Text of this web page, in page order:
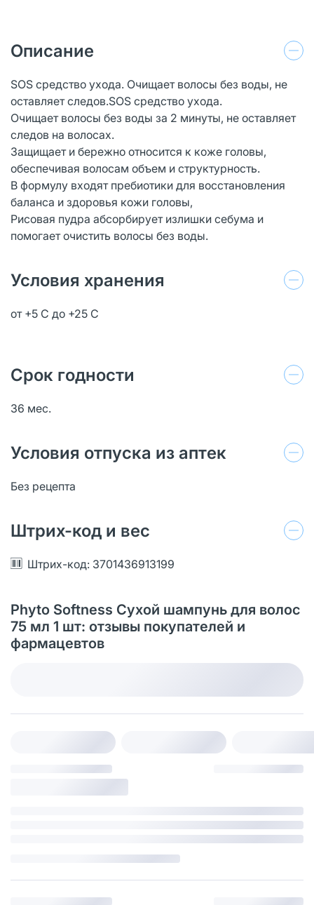
Описание
SOS средство ухода. Очищает волосы без воды, не
оставляет следов.SOS средство ухода.
Очищает волосы без воды за 2 минуты, не оставляет
следов на волосах.
Защищает и бережно относится к коже головы,
обеспечивая волосам объем и структурность.
В формулу входят пребиотики для восстановления
баланса и здоровья кожи головы,
Рисовая пудра абсорбирует излишки себума и
помогает очистить волосы без воды.
Условия хранения
от +5 С до +25 С
Срок годности
36 мес.
Условия отпуска из аптек
Без рецепта
Штрих-код и вес
Штрих-код: 3701436913199
Phyto Softness Сухой шампунь для волос
75 мл 1 шт: отзывы покупателей и
фармацевтов